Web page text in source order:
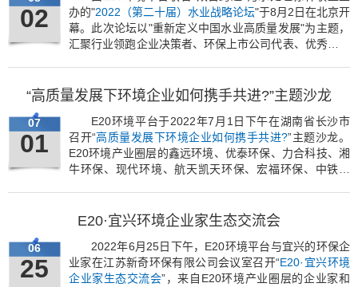
02
办的"2022（第二十届）水业战略论坛"于8月2日在北京开
幕。此次论坛以"重新定义中国水业高质量发展"为主题，
汇聚行业领跑企业决策者、环保上市公司代表、优秀金融
点，预判环境产业未来
“高质量发展下环境企业如何携手共进?”主题沙龙
07
01
E20环境平台于2022年7月1日下午在湖南省长沙市
召开“高质量发展下环境企业如何携手共进?”主题沙龙。
E20环境产业圈层的鑫远环境、优泰环保、力合科技、湘
牛环保、现代环境、航天凯天环保、宏福环保、中铁环
交流，E20环境平台高级合伙人汤浩主持本次主题沙龙。
E20·宜兴环境企业家生态交流会
06
25
2022年6月25日下午，E20环境平台与宜兴的环保企
业家在江苏新奇环保有限公司会议室召开“E20·宜兴环境
企业家生态交流会”，来自E20环境产业圈层的企业家和